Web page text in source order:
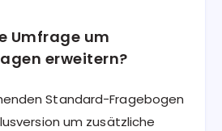
Umfrage um
erweitern?
Standard-Fragebogen
um zusätzliche